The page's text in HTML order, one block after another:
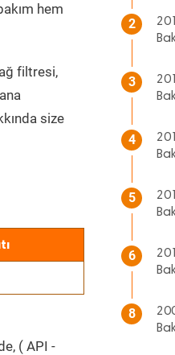
hem
filtresi,
size
( API -
2
3
4
5
6
8